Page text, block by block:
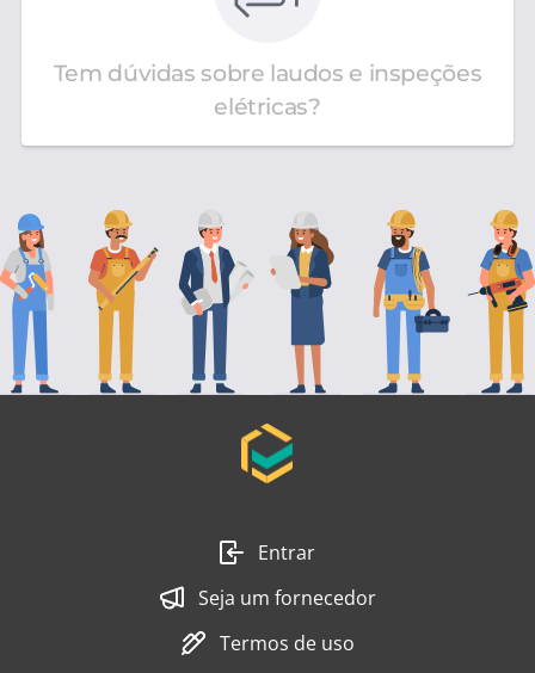
Tem dúvidas sobre laudos e inspeções
elétricas?
Entrar
Seja um fornecedor
Termos de uso